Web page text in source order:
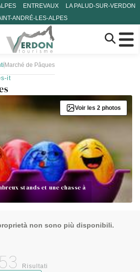
ENTREVAUX
LA PALUD-SUR-VERDON
ANDRÉ-LES-ALPES
Marché de Pâques
it
stands et une chasse à
Voir les 2 photos
non sono più disponibili.
Risultati